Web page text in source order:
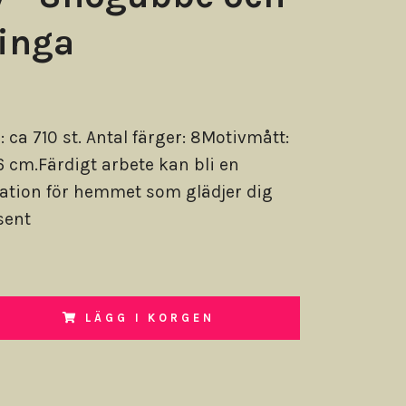
ca 710 st. Antal färger: 8Motivmått:
cm.Färdigt arbete kan bli en
för hemmet som glädjer dig
LÄGG I KORGEN